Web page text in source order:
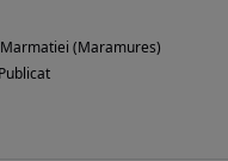
(Maramures)